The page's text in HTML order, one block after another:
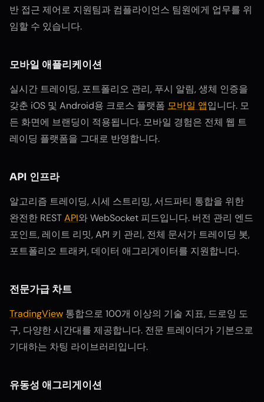
반 접근 제어로 지원팀과 컴플라이언스 팀원에게 업무를 위
임할 수 있습니다.
모바일 애플리케이션
실시간 트레이딩, 포트폴리오 관리, 푸시 알림, 생체 인증을
갖춘 iOS 및 Android용 크로스 플랫폼 모바일 앱입니다. 모
든 화면에 브랜딩이 적용됩니다. 모바일 경험은 전체 웹 트
레이딩 플랫폼을 그대로 반영합니다.
API 인프라
알고리즘 트레이딩, 시세 스트리밍, 서드파티 통합을 위한
완전한 RESTAPI와 WebSocket 피드입니다. 버전 관리 엔드
포인트, 레이트 리밋, API 키 관리, 전체 문서가 트레이딩 봇,
포트폴리오 트래커, 데이터 애그리게이터를 지원합니다.
전문가급 차트
TradingView 통합으로 100개 이상의 기술 지표, 드로잉 도
구, 다양한 시간대를 제공합니다. 전문 트레이더가 기본으로
기대하는 차팅 라이브러리입니다.
유동성 애그리게이션